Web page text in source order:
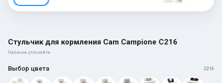
Стульчик для кормления Cam Campione C216
Наличие уточняйте
Выбор цвета C216